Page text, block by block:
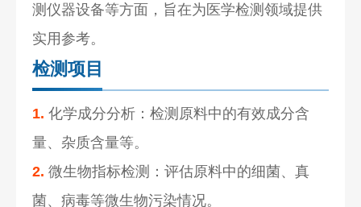
测仪器设备等方面，旨在为医学检测领域提供
实用参考。
检测项目
1. 化学成分分析：检测原料中的有效成分含
量、杂质含量等。
2. 微生物指标检测：评估原料中的细菌、真
菌、病毒等微生物污染情况。